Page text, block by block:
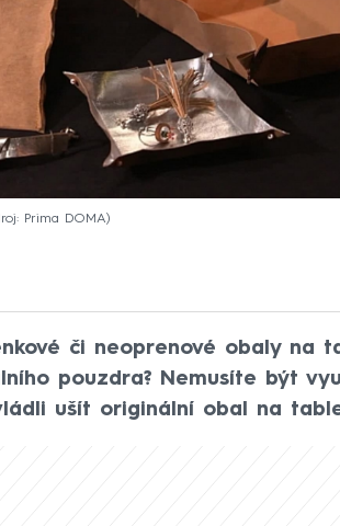
Prima DOMA
či neoprenové obaly na
pouzdra? Nemusíte být
ušít originální obal na